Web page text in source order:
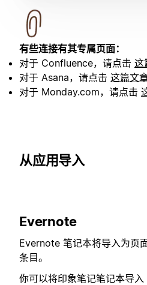
有些连接有其专属页面：
对于 Confluence，请点击 这
对于 Asana，请点击 这篇文
对于 Monday.com，请点击
从应用导入
Evernote
Evernote 笔记本将导入为页
条目。
你可以将印象笔记笔记本导